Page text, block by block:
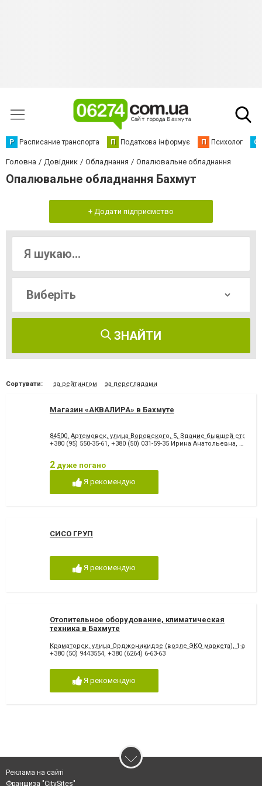
Р Расписание транспорта П Податкова інформує П Психолог С
Головна Довідник Обладнання Опалювальне обладнання
Опалювальне обладнання Бахмут
+ Додати підприємство
ЗНАЙТИ
Сортувати: за рейтингом за переглядами
Магазин «АКВАЛИРА» в Бахмуте
84500, Артемовск, улица Воровского, 5, Здание бывшей
+380 (95) 550-35-61 , +380 (50) 031-59-35 Ирина Анатольевна, 44-93-
2 дуже погано
Я рекомендую
СИСО ГРУП
Я рекомендую
Отопительное оборудование, климатическая
техника в Бахмуте
Краматорск, улица Орджоникидзе (возле ЭКО маркета), 1-а
+380 (50) 9443554, +380 (6264) 6-63-63
Я рекомендую
Реклама на сайті
Франшиза "CitySites"